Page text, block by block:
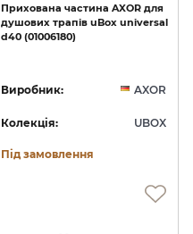
Прихована частина AXOR для
душових трапів uBox universal
d40 (01006180)
Виробник: AXOR
Колекція: UBOX
Під замовлення